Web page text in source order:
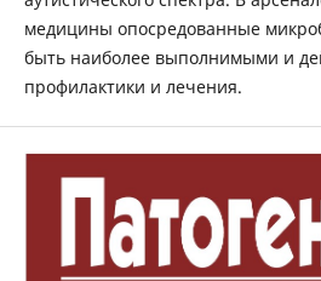
медицины опосредованные
быть наиболее выполнимыми и
профилактики и лечения.